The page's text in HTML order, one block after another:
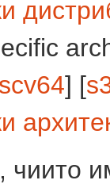
] [
чиито